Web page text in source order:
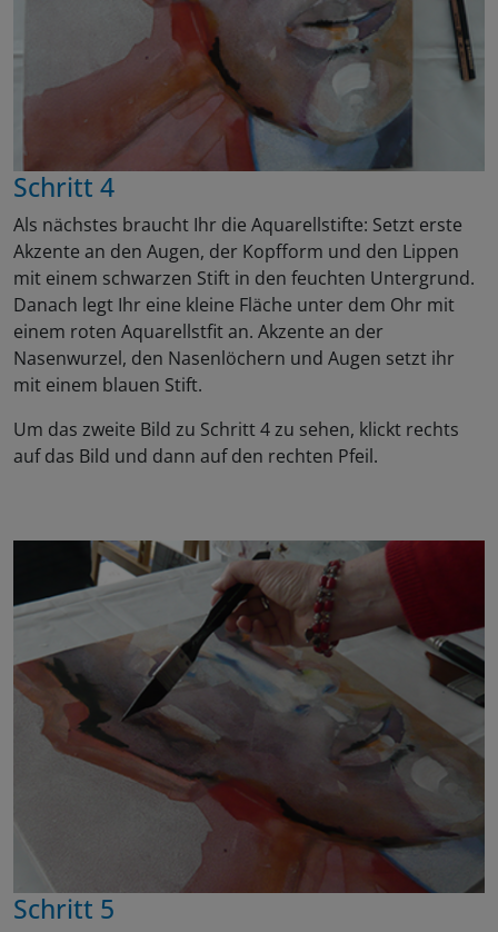
Schritt 4
Als nächstes braucht Ihr die Aquarellstifte: Setzt erste
Akzente an den Augen, der Kopfform und den Lippen
mit einem schwarzen Stift in den feuchten Untergrund.
Danach legt Ihr eine kleine Fläche unter dem Ohr mit
einem roten Aquarellstfit an. Akzente an der
Nasenwurzel, den Nasenlöchern und Augen setzt ihr
mit einem blauen Stift.
Um das zweite Bild zu Schritt 4 zu sehen, klickt rechts
auf das Bild und dann auf den rechten Pfeil.
Schritt 5